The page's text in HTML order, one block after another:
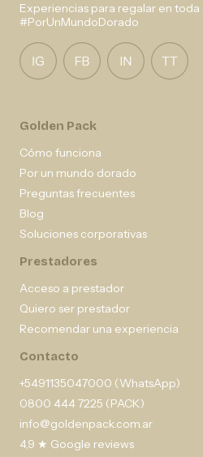
Experiencias para regalar en toda
#PorUnMundoDorado
Golden Pack
Cómo funciona
Por un mundo dorado
Preguntas frecuentes
Blog
Soluciones corporativas
Prestadores
Acceso a prestador
Quiero ser prestador
Recomendar una experiencia
Contacto
+5491135047000 (WhatsApp)
0800 444 7225 (PACK)
info@goldenpack.com.ar
4,9 ★ Google reviews